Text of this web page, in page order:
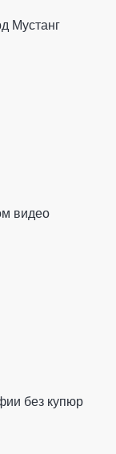
Мустанг
видео
без купюр